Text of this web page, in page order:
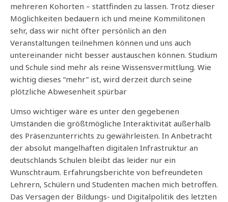
mehreren Kohorten – stattfinden zu lassen. Trotz dieser
Möglichkeiten bedauern ich und meine Kommilitonen
sehr, dass wir nicht öfter persönlich an den
Veranstaltungen teilnehmen können und uns auch
untereinander nicht besser austauschen können. Studium
und Schule sind mehr als reine Wissensvermittlung. Wie
wichtig dieses “mehr” ist, wird derzeit durch seine
plötzliche Abwesenheit spürbar
Umso wichtiger wäre es unter den gegebenen
Umständen die größtmögliche Interaktivität außerhalb
des Präsenzunterrichts zu gewährleisten. In Anbetracht
der absolut mangelhaften digitalen Infrastruktur an
deutschlands Schulen bleibt das leider nur ein
Wunschtraum. Erfahrungsberichte von befreundeten
Lehrern, Schülern und Studenten machen mich betroffen.
Das Versagen der Bildungs- und Digitalpolitik des letzten